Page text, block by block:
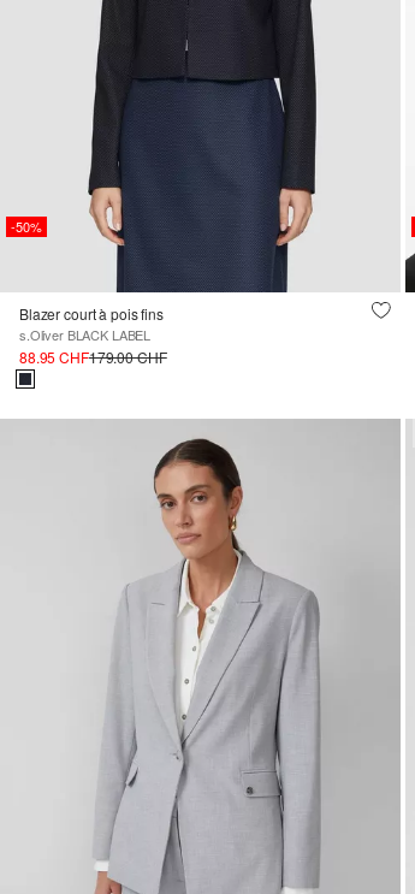
-50%
Blazer court à pois fins
s.Oliver BLACK LABEL
88.95 CHF179.00 CHF